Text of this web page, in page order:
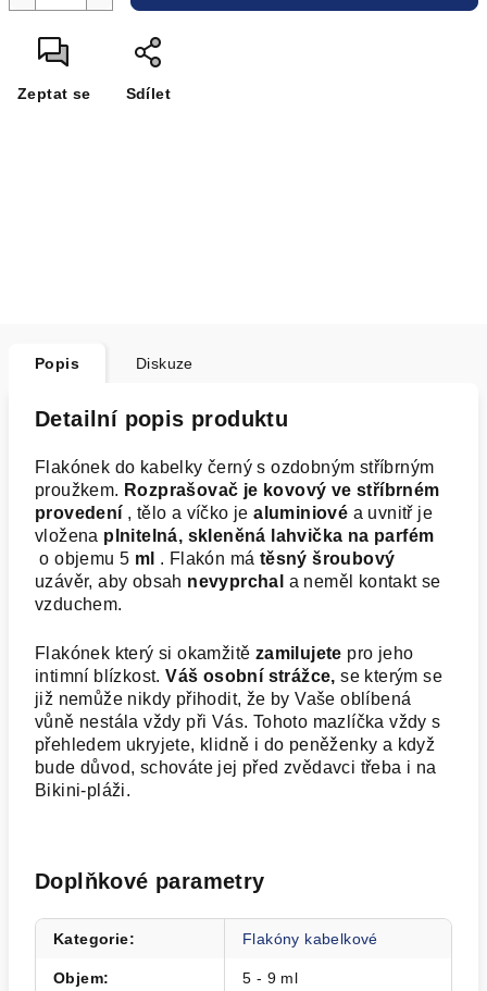
Zeptat se Sdílet
Popis Diskuze
Detailní popis produktu
Flakónek do kabelky černý s ozdobným stříbrným
proužkem. Rozprašovač je kovový ve stříbrném
provedení , tělo a víčko jealuminiové a uvnitř je
vložena plnitelná, skleněná lahvička na parfém
o objemu 5 ml . Flakón má těsný šroubový
uzávěr, aby obsah nevyprchal a neměl kontakt se
vzduchem.
Flakónek který si okamžitě zamilujete pro jeho
intimní blízkost.Váš osobní strážce, se kterým se
již nemůže nikdy přihodit, že by Vaše oblíbená
vůně nestála vždy při Vás. Tohoto mazlíčka vždy s
přehledem ukryjete, klidně i do peněženky a když
bude důvod, schováte jej před zvědavci třeba i na
Bikini-pláži.
Doplňkové parametry
Kategorie: Flakóny kabelkové
Objem: 5 - 9 ml